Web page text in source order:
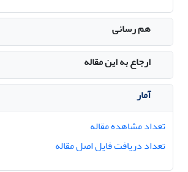
هم رسانی
ارجاع به این مقاله
آمار
تعداد مشاهده مقاله
تعداد دریافت فایل اصل مقاله